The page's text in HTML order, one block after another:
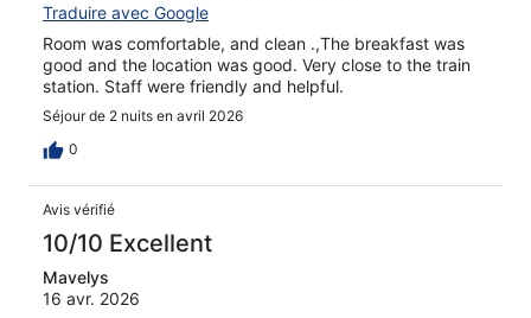
Traduire avec Google
Room was comfortable, and clean .,The breakfast was
good and the location was good. Very close to the train
station. Staff were friendly and helpful.
Séjour de 2 nuits en avril 2026
0
Avis vérifié
10/10 Excellent
Mavelys
16 avr. 2026